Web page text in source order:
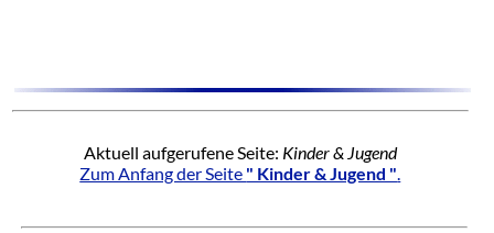
Aktuell aufgerufene Seite: Kinder & Jugend
Zum Anfang der Seite " Kinder & Jugend "